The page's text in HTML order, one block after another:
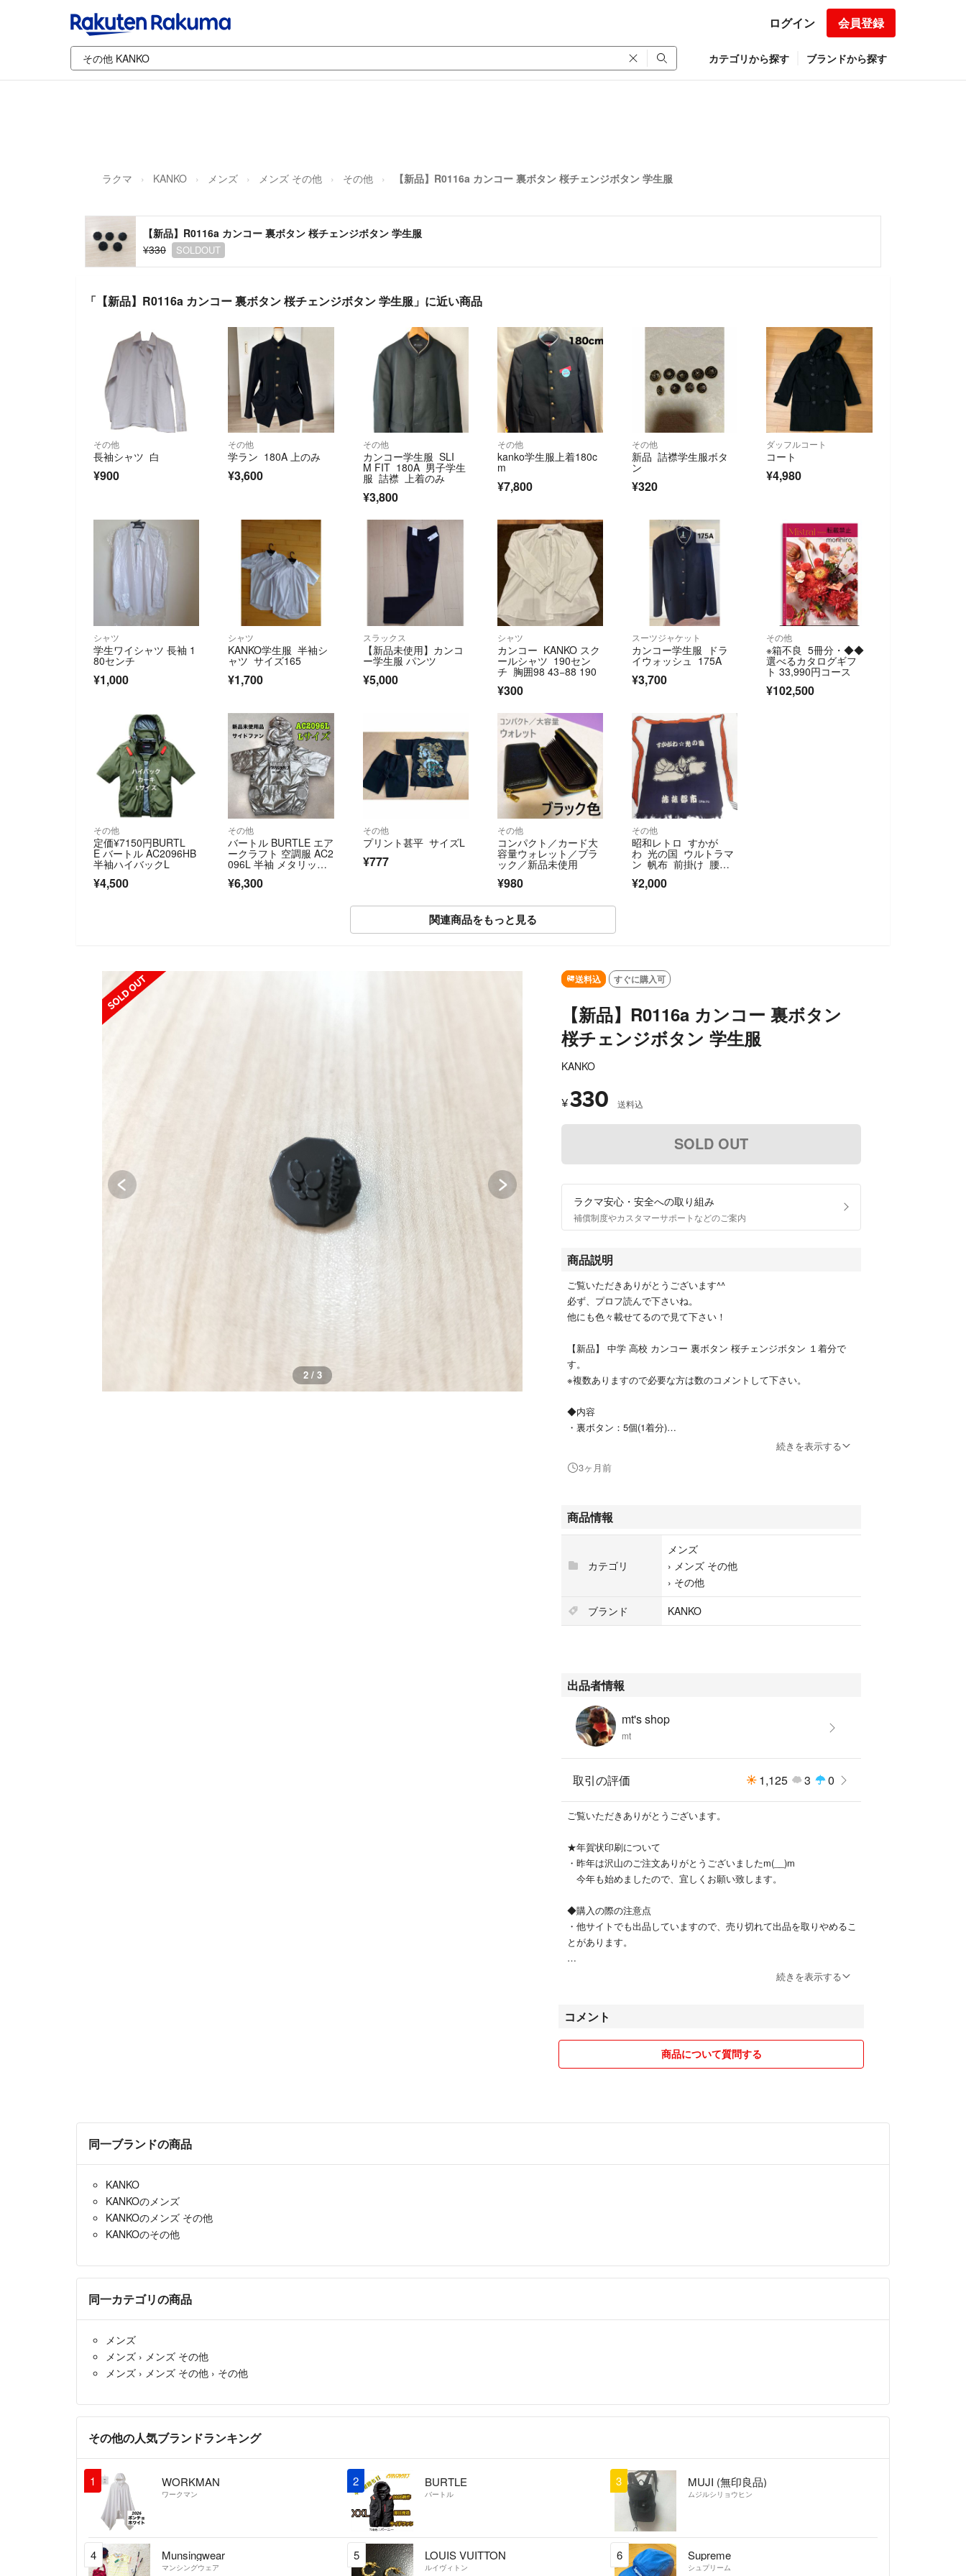
ログイン 会員登録
カテゴリから探す ブランドから探す
ラクマ KANKO メンズ メンズ その他 その他 【新品】R0116a カンコー 裏ボタン 桜チェンジボタン 学生服
【新品】R0116a カンコー 裏ボタン 桜チェンジボタン 学生服
¥330
SOLDOUT
「【新品】R0116a カンコー 裏ボタン 桜チェンジボタン 学生服」に近い商品
その他
長袖シャツ 白
¥900
その他
学ラン 180A 上のみ
¥3,600
その他
カンコー学生服 SLI
M FIT 180A 男子学生
服 詰襟 上着のみ
¥3,800
その他
kanko学生服上着180c
m
¥7,800
その他
新品 詰襟学生服ボタ
ン
¥320
ダッフルコート
コート
¥4,980
シャツ
学生ワイシャツ 長袖 1
80センチ
¥1,000
シャツ
KANKO学生服 半袖シ
ャツ サイズ165
¥1,700
スラックス
【新品未使用】カンコ
ー学生服 パンツ
¥5,000
シャツ
カンコー KANKO スク
ールシャツ 190セン
チ 胸囲98 43−88 190
¥300
スーツジャケット
カンコー学生服 ドラ
イウォッシュ 175A
¥3,700
その他
※箱不良 5冊分・◆◆
選べるカタログギフ
ト 33,990円コース
¥102,500
その他
定価¥7150円BURTL
E バートル AC2096HB
半袖ハイバックL
¥4,500
その他
バートル BURTLE エア
ークラフト 空調服 AC2
096L 半袖 メタリック
シルバー Lサイズ
¥6,300
その他
プリント甚平 サイズL
¥777
その他
コンパクト／カード大
容量ウォレット／ブラ
ック／新品未使用
¥980
その他
昭和レトロ すかが
わ 光の国 ウルトラマ
ン 帆布 前掛け 腰巻
¥2,000
関連商品をもっと見る
SOLD OUT
2 / 3
送料込 すぐに購入可
【新品】R0116a カンコー 裏ボタン
桜チェンジボタン 学生服
KANKO
¥330 送料込
SOLD OUT
ラクマ安心・安全への取り組み
補償制度やカスタマーサポートなどのご案内
商品説明
ご覧いただきありがとうございます^^
必ず、プロフ読んで下さいね。
他にも色々載せてるので見て下さい！
【新品】 中学 高校 カンコー 裏ボタン 桜チェンジボタン １着分で
す。
※複数ありますので必要な方は数のコメントして下さい。
◆内容
・裏ボタン：5個(1着分)
※学生服の前ボタンを裏から留めるチェンジボタンです。
◆キーワード
続きを表示する
3ヶ月前
商品情報
カテゴリ
メンズ
› メンズ その他
› その他
ブランド
KANKO
出品者情報
mt's shop
mt
取引の評価 1,125 3 0
ご覧いただきありがとうございます。
★年賀状印刷について
・昨年は沢山のご注文ありがとうございましたm(__)m
今年も始めましたので、宜しくお願い致します。
◆購入の際の注意点
・他サイトでも出品していますので、売り切れて出品を取りやめるこ
とがあります。
下さいね^^
・発送は普通郵便(定形、定形外)になりますが、こちらは追跡及び破
続きを表示する
コメント
商品について質問する
同一ブランドの商品
KANKO
KANKOのメンズ
KANKOのメンズ その他
KANKOのその他
同一カテゴリの商品
メンズ
メンズ › メンズ その他
メンズ › メンズ その他 › その他
その他の人気ブランドランキング
1 WORKMAN
ワークマン
2 BURTLE
バートル
3 MUJI (無印良品)
ムジルシリョウヒン
4 Munsingwear
マンシングウェア
5 LOUIS VUITTON
ルイヴィトン
6 Supreme
シュプリーム